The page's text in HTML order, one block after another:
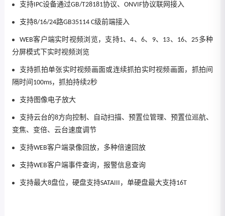
支持IPC设备通过GB/T28181协议、ONVIF协议联网接入
支持8/16/24路GB35114 C级前端接入
WEB客户端实时视频浏览，支持1、4、6、9、13、16、25多种
分屏模式下实时视频浏览
支持抓拍单张实时视频画面或连续抓拍实时视频画面，抓拍间
隔时间100ms，抓拍持续2秒
支持图像电子放大
支持云台的8方向控制、自动扫描、预置位管理、预置位巡航、
变焦、变倍、云台速度调节
支持WEB客户端录像回放，多种倍速回放
支持WEB客户端事件查询，报警信息查询
支持最大8盘位，硬盘支持SATAIII，单硬盘最大支持16T